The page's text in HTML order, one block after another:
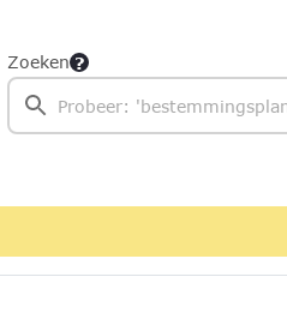
Zoeken